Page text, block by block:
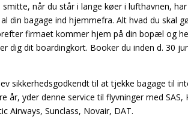
når du står i lange køer i lufthavnen,
din bagage ind hjemmefra. Alt hvad du skal
firmaet kommer hjem på din bopæl og
dig dit boardingkort. Booker du inden d. 30
sikkerhedsgodkendt til at tjekke bagage til
år, yder denne service til flyvninger med SAS,
Airways, Sunclass, Novair, DAT.